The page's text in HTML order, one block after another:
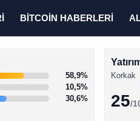
BİTCOİN HABERLERİ
58,9%
10,5%
30,6%
Korkak
25/